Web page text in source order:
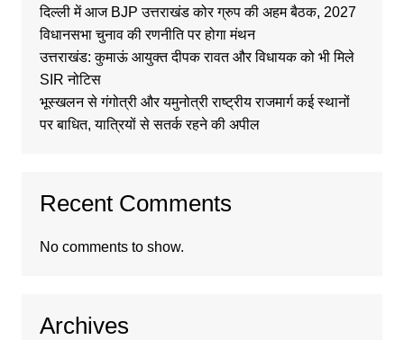
दिल्ली में आज BJP उत्तराखंड कोर ग्रुप की अहम बैठक, 2027
विधानसभा चुनाव की रणनीति पर होगा मंथन
उत्तराखंड: कुमाऊं आयुक्त दीपक रावत और विधायक को भी मिले
SIR नोटिस
भूस्खलन से गंगोत्री और यमुनोत्री राष्ट्रीय राजमार्ग कई स्थानों
पर बाधित, यात्रियों से सतर्क रहने की अपील
Recent Comments
No comments to show.
Archives